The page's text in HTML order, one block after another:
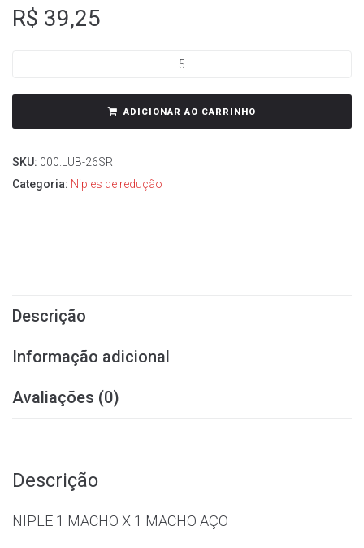
R$ 39,25
ADICIONAR AO CARRINHO
SKU: 000.LUB-26SR
Categoria: Niples de redução
Descrição
Informação adicional
Avaliações (0)
Descrição
NIPLE 1 MACHO X 1 MACHO AÇO